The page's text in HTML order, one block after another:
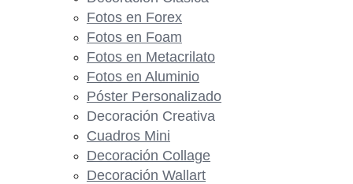
Fotos en Forex
Fotos en Foam
Fotos en Metacrilato
Fotos en Aluminio
Póster Personalizado
Decoración Creativa
Cuadros Mini
Decoración Collage
Decoración Wallart